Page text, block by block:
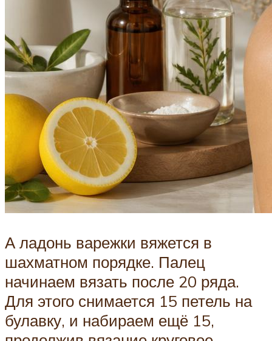
А ладонь варежки вяжется в
шахматном порядке. Палец
начинаем вязать после 20 ряда.
Для этого снимается 15 петель на
булавку, и набираем ещё 15,